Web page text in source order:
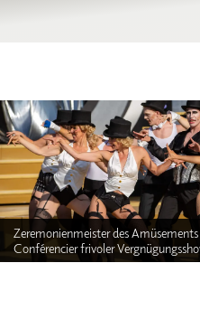
Zeremonienmeister des
Conférencier frivoler